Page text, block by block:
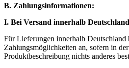
B. Zahlungsinformationen:
I. Bei Versand innerhalb
Für Lieferungen innerhalb Deutschland
Zahlungsmöglichkeiten an, sofern in
Produktbeschreibung nichts anderes